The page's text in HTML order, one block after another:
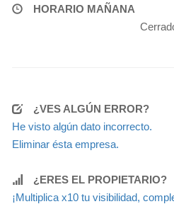
HORARIO MAÑANA
¿VES ALGÚN ERROR?
He visto algún dato incorrecto.
Eliminar ésta empresa.
¿ERES EL PROPIETARIO?
¡Multiplica x10 tu visibilidad,